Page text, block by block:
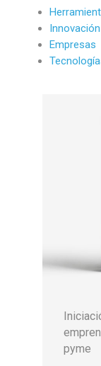
Innovación
Empresas
pyme